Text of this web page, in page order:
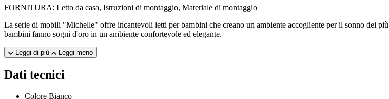
FORNITURA: Letto da casa, Istruzioni di montaggio, Materiale di montaggio
La serie di mobili "Michelle" offre incantevoli letti per bambini che creano un ambiente accogliente per il sonno dei
bambini fanno sogni d'oro in un ambiente confortevole ed elegante.
Leggi di più Leggi meno
Dati tecnici
Colore Bianco